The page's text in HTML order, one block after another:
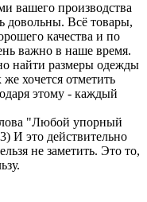
вашего производства
довольны. Всё товары,
качества и по
важно в наше время.
найти размеры одежды
хочется отметить
этому - каждый
"Любой упорный
И это действительно
не заметить. Это то,